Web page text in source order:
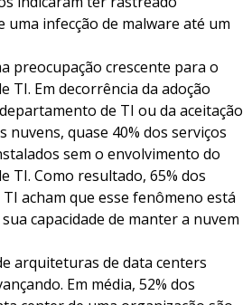
uma infecção de malware até um
preocupação crescente para o
TI. Em decorrência da adoção
de TI ou da aceitação
nuvens, quase 40% dos serviços
sem o envolvimento do
TI. Como resultado, 65% dos
acham que esse fenômeno está
capacidade de manter a nuvem
arquiteturas de data centers
Em média, 52% dos